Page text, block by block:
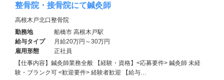
整骨院・接骨院にて鍼灸師
高根木戸北口整骨院
勤務地
船橋市 高根木戸駅
給与タイプ
月給20万円～30万円
雇用形態
正社員
【仕事内容】鍼灸師業務全般 【経験・資格】<応募要件> 鍼灸師 未経
験・ブランク可 <歓迎要件> 経験者歓迎 【給与…